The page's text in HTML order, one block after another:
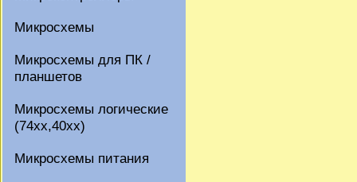
Микросхемы
Микросхемы для ПК /
планшетов
Микросхемы логические
(74xx,40xx)
Микросхемы питания